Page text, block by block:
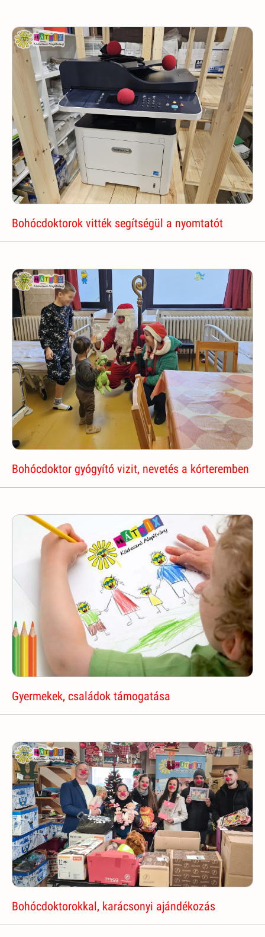
Bohócdoktorok vitték segítségül a nyomtatót
Bohócdoktor gyógyító vizit, nevetés a kórteremben
Gyermekek, családok támogatása
Bohócdoktorokkal, karácsonyi ajándékozás